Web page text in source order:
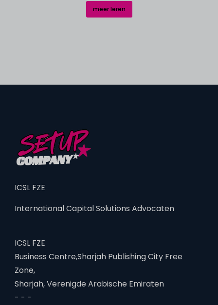
meer leren
ICSL FZE
International Capital Solutions Advocaten
ICSL FZE
Business Centre,Sharjah Publishing City Free
Zone,
Sharjah, Verenigde Arabische Emiraten
- - -